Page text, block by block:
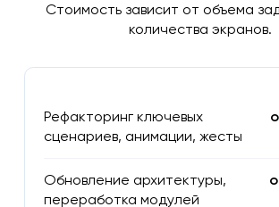
Стоимость зависит от объема
количества экранов.
Рефакторинг ключевых
сценариев, анимации, жесты
Обновление архитектуры,
переработка модулей